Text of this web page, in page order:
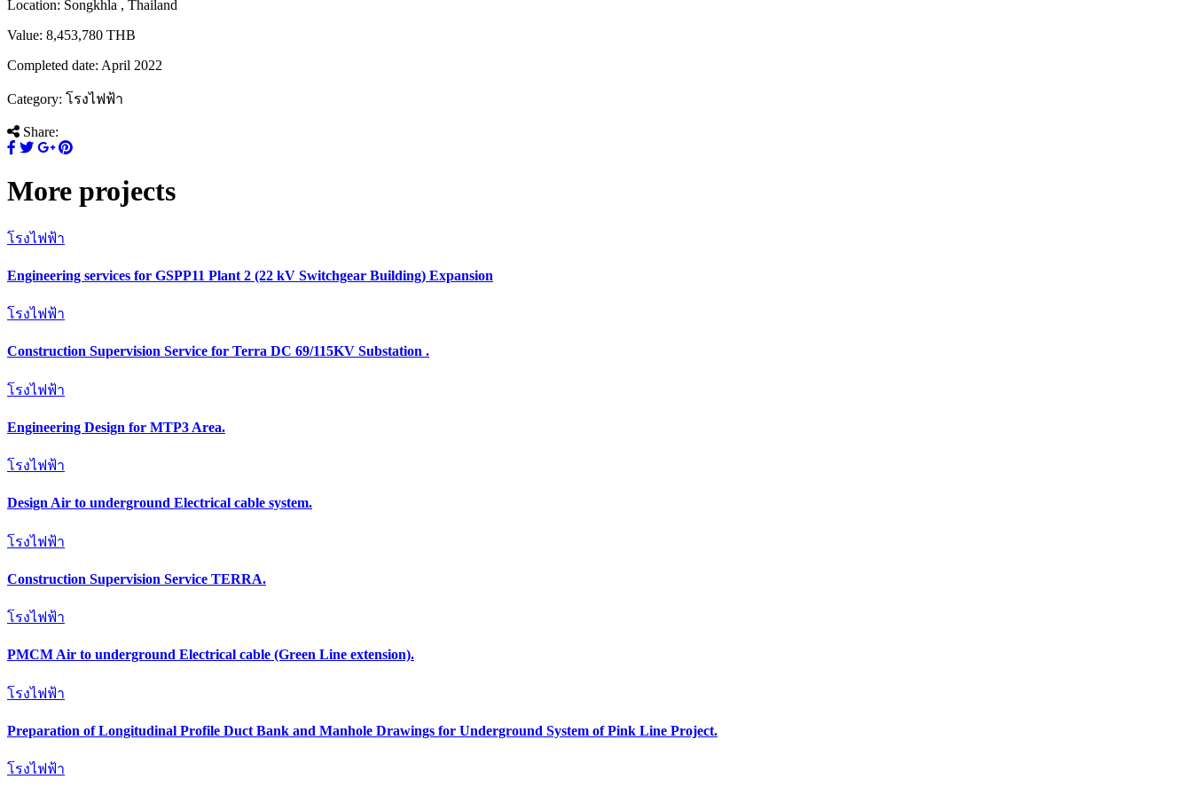
Location: Songkhla , Thailand
Value: 8,453,780 THB
Completed date: April 2022
Category: โรงไฟฟ้า
Share:
More projects
โรงไฟฟ้า
Engineering services for GSPP11 Plant 2 (22 kV Switchgear Building) Expansion
โรงไฟฟ้า
Construction Supervision Service for Terra DC 69/115KV Substation .
โรงไฟฟ้า
Engineering Design for MTP3 Area.
โรงไฟฟ้า
Design Air to underground Electrical cable system.
โรงไฟฟ้า
Construction Supervision Service TERRA.
โรงไฟฟ้า
PMCM Air to underground Electrical cable (Green Line extension).
โรงไฟฟ้า
Preparation of Longitudinal Profile Duct Bank and Manhole Drawings for Underground System of Pink Line Project.
โรงไฟฟ้า